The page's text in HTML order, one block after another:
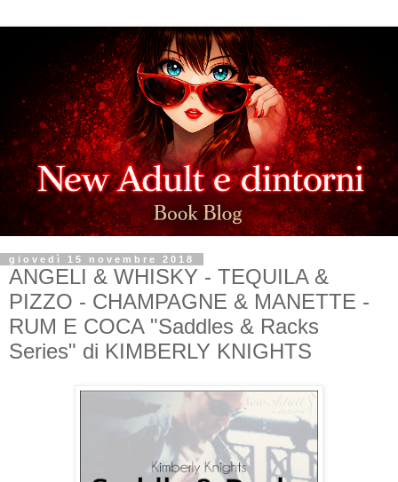
giovedì 15 novembre 2018
ANGELI & WHISKY - TEQUILA &
PIZZO - CHAMPAGNE & MANETTE -
RUM E COCA "Saddles & Racks
Series" di KIMBERLY KNIGHTS